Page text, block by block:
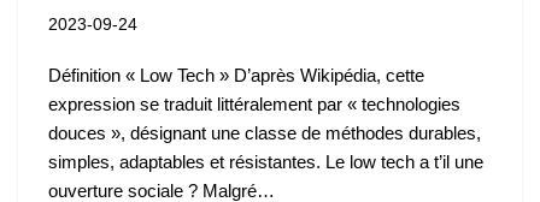
2023-09-24
Définition « Low Tech » D’après Wikipédia, cette
expression se traduit littéralement par « technologies
douces », désignant une classe de méthodes durables,
simples, adaptables et résistantes. Le low tech a t’il une
ouverture sociale ? Malgré…